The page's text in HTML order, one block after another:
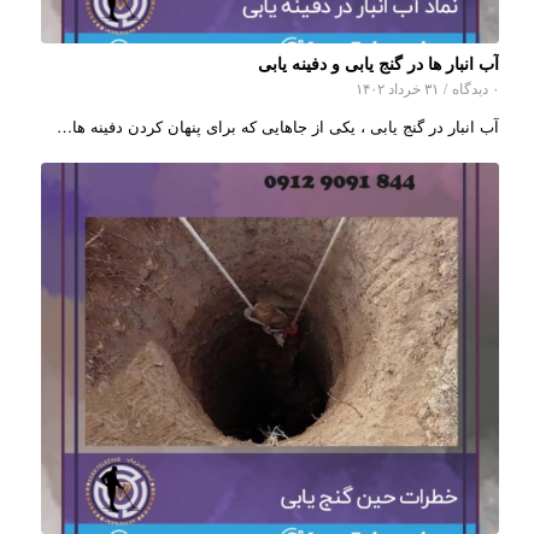
آب انبار ها در گنج یابی و دفینه یابی
۰ دیدگاه / ۳۱ خرداد ۱۴۰۲
آب انبار در گنج یابی ، یکی از جاهایی که برای پنهان کردن دفینه ها…